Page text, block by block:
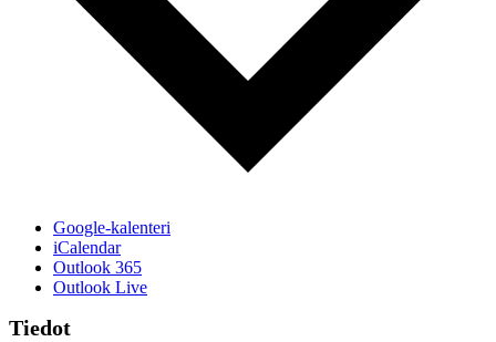
Google-kalenteri
iCalendar
Outlook 365
Outlook Live
Tiedot